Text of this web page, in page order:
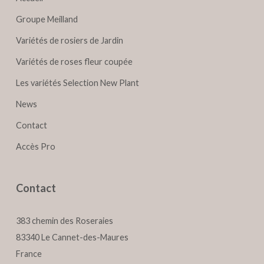
Groupe Meilland
Variétés de rosiers de Jardin
Variétés de roses fleur coupée
Les variétés Selection New Plant
News
Contact
Accès Pro
Contact
383 chemin des Roseraies
83340 Le Cannet-des-Maures
France